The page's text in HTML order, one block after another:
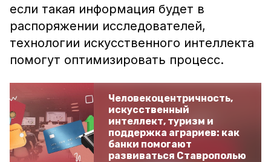
если такая информация будет в
распоряжении исследователей,
технологии искусственного интеллекта
помогут оптимизировать процесс.
Человекоцентричность,
искусственный
интеллект, туризм и
поддержка аграриев: как
банки помогают
развиваться Ставрополью